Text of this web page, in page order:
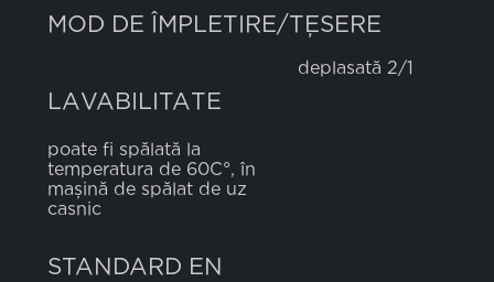
MOD DE ÎMPLETIRE/ȚESERE
deplasată 2/1
LAVABILITATE
poate fi spălată la
temperatura de 60C°, în
mașină de spălat de uz
casnic
STANDARD EN